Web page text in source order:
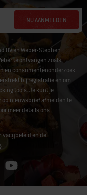
NU AANMELDEN
BV en Weber-Stephen
te ontvangen zoals
en consumentenonderzoek
bij registratie en om
tools. Je kunt je
op nieuwsbrief afmeldente
meer details ons
en de